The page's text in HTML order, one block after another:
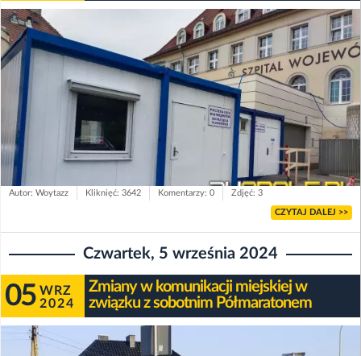
Autor: Woytazz Kliknięć: 3642 Komentarzy: 0 Zdjęć: 3
CZYTAJ DALEJ >>
Czwartek, 5 września 2024
05 WRZ
2024
Zmiany w komunikacji miejskiej w
związku z sobotnim Półmaratonem